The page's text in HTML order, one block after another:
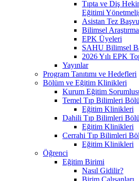
Tıpta ve Diş
Eğitimi
Asistan Tez
Bilimsel
EPK Üyeleri
SAHU Bilimsel
2026 Yılı EPK
Yayınlar
Program Tanıtımı ve Hedefleri
Bölüm ve Eğitim Klinikleri
Kurum Eğitim
Temel Tıp Bilimleri
Eğitim Klinikleri
Dahili Tıp Bilimleri
Eğitim Klinikleri
Cerrahi Tıp Bilimleri
Eğitim Klinikleri
Öğrenci
Eğitim Birimi
Nasıl Gidilir?
Birim Çalışanları